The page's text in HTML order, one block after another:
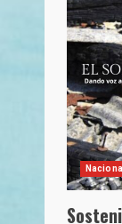
Nacional